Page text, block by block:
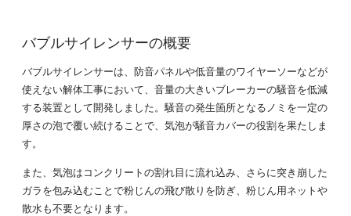
バブルサイレンサーの概要
バブルサイレンサーは、防音パネルや低音量のワイヤーソーなどが
使えない解体工事において、⾳量の⼤きいブレーカーの騒⾳を低減
する装置として開発しました。騒音の発生箇所となるノミを一定の
厚さの泡で覆い続けることで、気泡が騒音カバーの役割を果たしま
す。
また、気泡はコンクリートの割れ目に流れ込み、さらに突き崩した
ガラを包み込むことで粉じんの飛び散りを防ぎ、粉じん用ネットや
散水も不要となります。